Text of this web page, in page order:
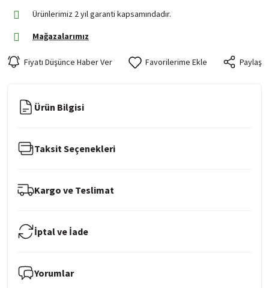
Ürünlerimiz 2 yıl garanti kapsamındadır.
Mağazalarımız
Fiyatı Düşünce Haber Ver Paylaş
Ürün Bilgisi
Taksit Seçenekleri
Kargo ve Teslimat
İptal ve İade
Yorumlar